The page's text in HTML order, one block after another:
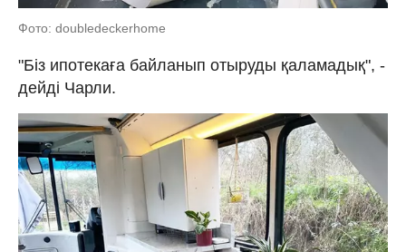
Фото: doubledeckerhome
"Біз ипотекаға байланып отыруды қаламадық", -
дейді Чарли.